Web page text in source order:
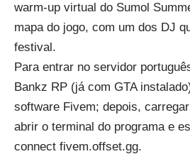
warm-up virtual do Sumol
mapa do jogo, com um dos DJ
festival.
Para entrar no servidor
Bankz RP (já com GTA
software Fivem; depois, carregar
abrir o terminal do programa e
connect fivem.offset.gg.